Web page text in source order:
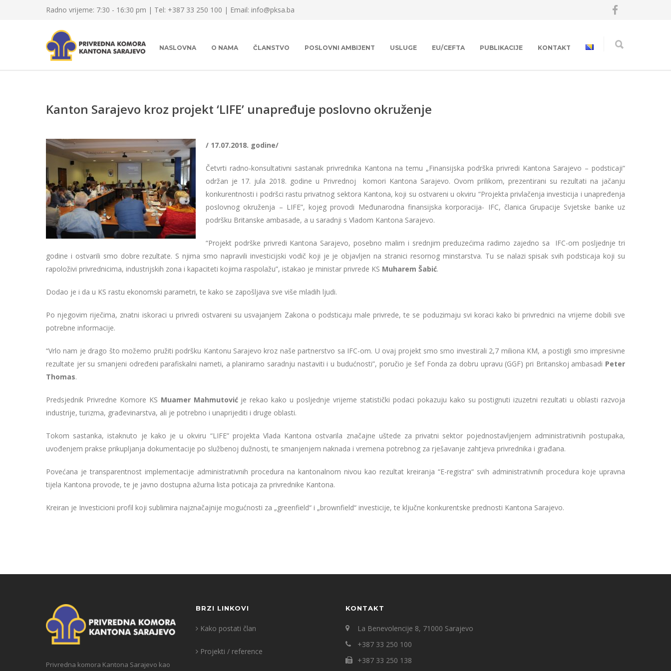
Radno vrijeme: 7:30 - 16:30 pm | Tel: +387 33 250 100 | Email: info@pksa.ba
NASLOVNA O NAMA ČLANSTVO POSLOVNI AMBIJENT USLUGE EU/CEFTA PUBLIKACIJE KONTAKT
Kanton Sarajevo kroz projekt ‘LIFE’ unapređuje poslovno okruženje
/ 17.07.2018. godine/
Četvrti radno-konsultativni sastanak privrednika Kantona na temu „Finansijska podrška privredi Kantona Sarajevo – podsticaji“
održan je 17. jula 2018. godine u Privrednoj komori Kantona Sarajevo. Ovom prilikom, prezentirani su rezultati na jačanju
konkurentnosti i podršci rastu privatnog sektora Kantona, koji su ostvareni u okviru “Projekta privlačenja investicija i unapređenja
poslovnog okruženja – LIFE”, kojeg provodi Međunarodna finansijska korporacija- IFC, članica Grupacije Svjetske banke uz
podršku Britanske ambasade, a u saradnji s Vladom Kantona Sarajevo.
“Projekt podrške privredi Kantona Sarajevo, posebno malim i srednjim preduzećima radimo zajedno sa IFC-om posljednje tri
godine i ostvarili smo dobre rezultate. S njima smo napravili investicijski vodič koji je je objavljen na stranici resornog minstarstva. Tu se nalazi spisak svih podsticaja koji su
rapoloživi privrednicima, industrijskih zona i kapaciteti kojima raspolažu”, istakao je ministar privrede KS Muharem Šabić.
Dodao je i da u KS rastu ekonomski parametri, te kako se zapošljava sve više mladih ljudi.
Po njegovim riječima, znatni iskoraci u privredi ostvareni su usvajanjem Zakona o podsticaju male privrede, te se poduzimaju svi koraci kako bi privrednici na vrijeme dobili sve
potrebne informacije.
“Vrlo nam je drago što možemo pružiti podršku Kantonu Sarajevo kroz naše partnerstvo sa IFC-om. U ovaj projekt smo smo investirali 2,7 miliona KM, a postigli smo impresivne
rezultate jer su smanjeni određeni parafiskalni nameti, a planiramo saradnju nastaviti i u budućnosti”, poručio je šef Fonda za dobru upravu (GGF) pri Britanskoj ambasadi Peter
Thomas.
Predsjednik Privredne Komore KS Muamer Mahmutovićje rekao kako u posljednje vrijeme statistički podaci pokazuju kako su postignuti izuzetni rezultati u oblasti razvoja
industrije, turizma, građevinarstva, ali je potrebno i unaprijediti i druge oblasti.
Tokom sastanka, istaknuto je kako je u okviru “LIFE” projekta Vlada Kantona ostvarila značajne uštede za privatni sektor pojednostavljenjem administrativnih postupaka,
uvođenjem prakse prikupljanja dokumentacije po službenoj dužnosti, te smanjenjem naknada i vremena potrebnog za rješavanje zahtjeva privrednika i građana.
Povećana je transparentnost implementacije administrativnih procedura na kantonalnom nivou kao rezultat kreiranja “E-registra“ svih administrativnih procedura koje upravna
tijela Kantona provode, te je javno dostupna ažurna lista poticaja za privrednike Kantona.
Kreiran je Investicioni profil koji sublimira najznačajnije mogućnosti za „greenfield“ i „brownfield“ investicije, te ključne konkurentske prednosti Kantona Sarajevo.
Privredna komora Kantona Sarajevo kao
BRZI LINKOVI
Kako postati član
Projekti / reference
KONTAKT
La Benevolencije 8, 71000 Sarajevo
+387 33 250 100
+387 33 250 138